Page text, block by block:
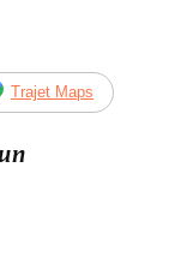
Trajet Maps